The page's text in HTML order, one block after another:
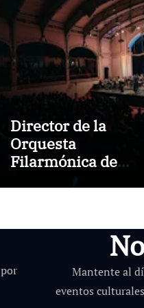
Director de la
Orquesta
Filarmónica de
Bruselas dirigirá
por
Mantente al
eventos